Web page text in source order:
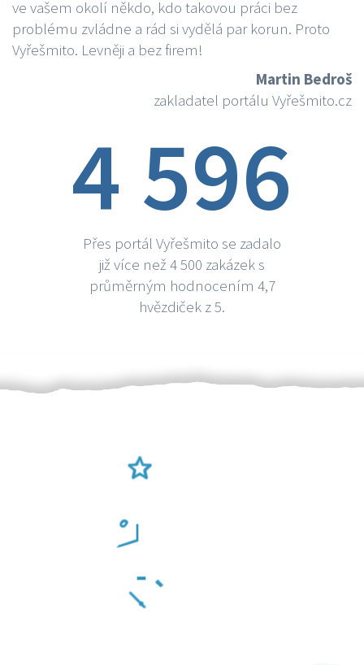
ve vašem okolí někdo, kdo takovou práci bez
problému zvládne a rád si vydělá par korun. Proto
Vyřešmito. Levněji a bez firem!
Martin Bedroš
zakladatel portálu Vyřešmito.cz
4 596
Přes portál Vyřešmito se zadalo
již více než 4 500 zakázek s
průměrným hodnocením 4,7
hvězdiček z 5.